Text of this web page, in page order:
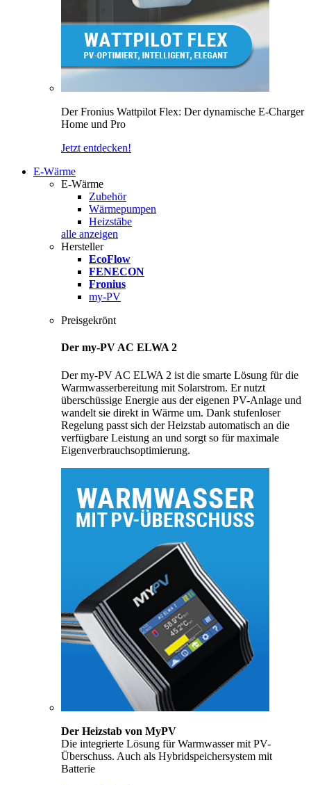
Der Fronius Wattpilot Flex: Der dynamische E-Charger
Home und Pro
Jetzt entdecken!
E-Wärme
E-Wärme
Zubehör
Wärmepumpen
Heizstäbe
alle anzeigen
Hersteller
EcoFlow
FENECON
Fronius
my-PV
Preisgekrönt
Der my-PV AC ELWA 2
Der my-PV AC ELWA 2 ist die smarte Lösung für die
Warmwasserbereitung mit Solarstrom. Er nutzt
überschüssige Energie aus der eigenen PV-Anlage und
wandelt sie direkt in Wärme um. Dank stufenloser
Regelung passt sich der Heizstab automatisch an die
verfügbare Leistung an und sorgt so für maximale
Eigenverbrauchsoptimierung.
Der Heizstab von MyPV
Die integrierte Lösung für Warmwasser mit PV-
Überschuss. Auch als Hybridspeichersystem mit
Batterie